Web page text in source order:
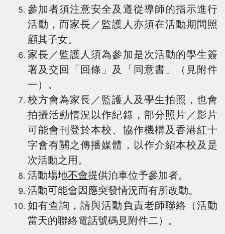
參加者須注意安全及遵從導師的指示進行
活動，而家長／監護人亦須在活動期間照
顧其子女。
家長／監護人須為參加是次活動的學生簽
署及交回「回條」及「同意書」（見附件
一）。
校方會為家長／監護人及學生拍照，也會
拍攝活動情況以作紀錄，部分照片／影片
可能會刊登於本校、協作機構及香港紅十
字會有關之傳播媒體，以作介紹本校及是
次活動之用。
活動場地不會提供泊車位予參加者。
活動可能會因應突發情況而有所改動。
如有查詢，請與活動負責老師聯絡（活動
當天的聯絡電話號碼見附件二）。